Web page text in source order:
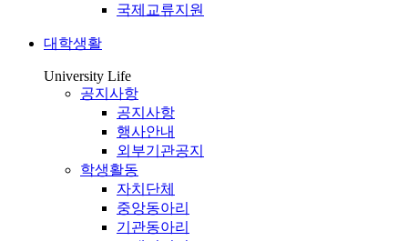
국제교류지원
대학생활
University Life
공지사항
공지사항
행사안내
외부기관공지
학생활동
자치단체
중앙동아리
기관동아리